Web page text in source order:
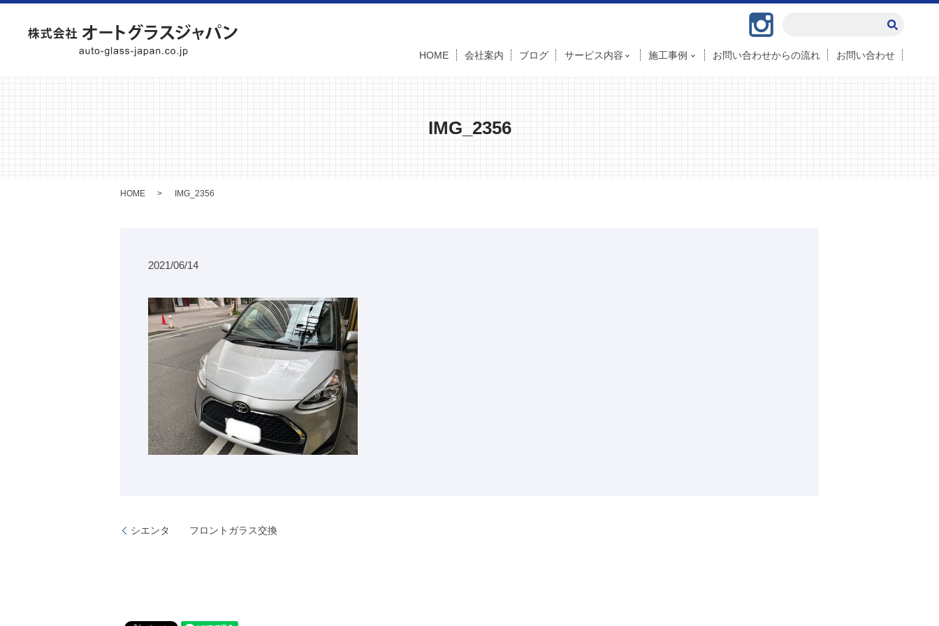
HOME 会社案内 ブログ サービス内容 施工事例 お問い合わせからの流れ お問い合わせ
IMG_2356
HOME IMG_2356
2021/06/14
シエンタ フロントガラス交換